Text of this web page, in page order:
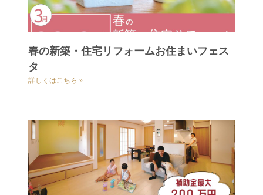
春の新築・住宅リフォームお住まいフェス
タ
詳しくはこちら »